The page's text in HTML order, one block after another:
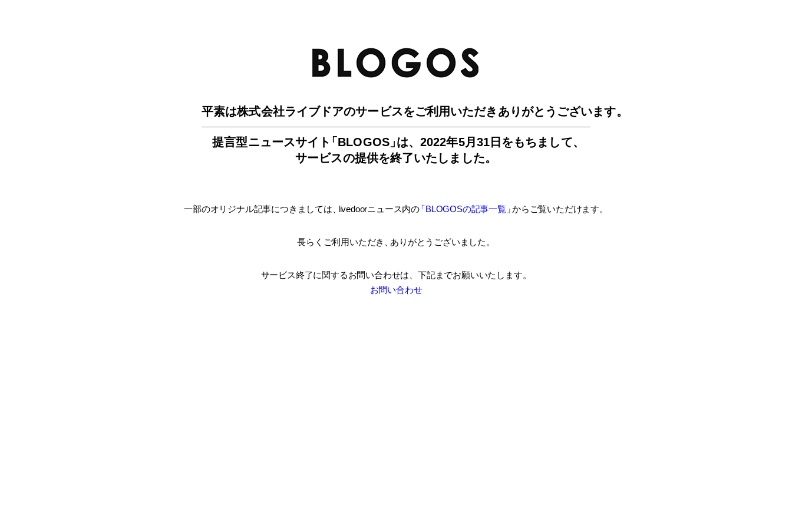
平素は株式会社ライブドアのサービスをご利用いただきありがとうございます。
提言型ニュースサイ ト「BLOGOS」は、2022年5月31日をもちまして、
サービスの提供を終了いたしました。
一部のオリジナル記事につきましては livedoorニュース内の「BLOGOSの記事一覧」 からご覧いただけます。
長らくご利用いただき ありがとうございました。
サービス終了に関するお問い合わせは、 下記までお願いいたします。
お問い合わせ